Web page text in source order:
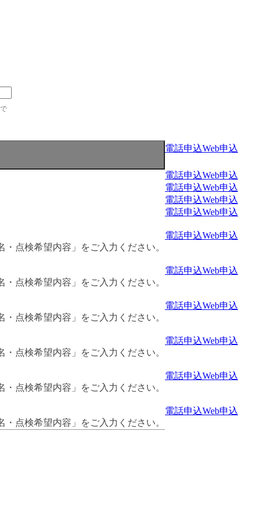
電話申込Web申込
電話申込Web申込
電話申込Web申込
電話申込Web申込
電話申込Web申込
点検希望内容」をご入力ください。
電話申込Web申込
点検希望内容」をご入力ください。
電話申込Web申込
点検希望内容」をご入力ください。
電話申込Web申込
点検希望内容」をご入力ください。
電話申込Web申込
点検希望内容」をご入力ください。
電話申込Web申込
点検希望内容」をご入力ください。
電話申込Web申込